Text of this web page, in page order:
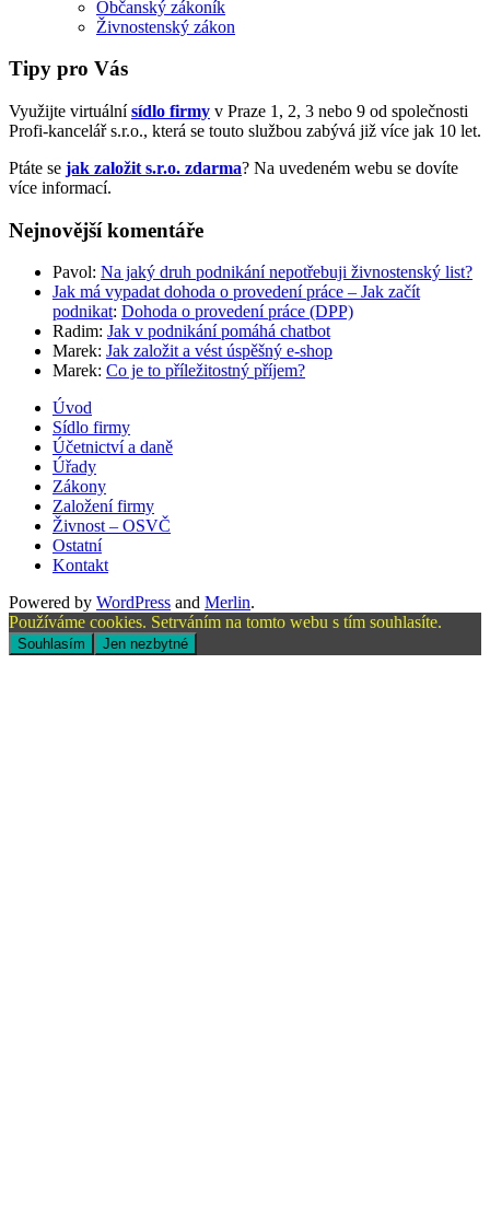
Občanský zákoník
Živnostenský zákon
Tipy pro Vás
Využijte virtuálnísídlo firmy v Praze 1, 2, 3 nebo 9 od společnosti
Profi-kancelář s.r.o., která se touto službou zabývá již více jak 10 let.
Ptáte se jak založit s.r.o. zdarma? Na uvedeném webu se dovíte
více informací.
Nejnovější komentáře
Pavol: Na jaký druh podnikání nepotřebuji živnostenský list?
Jak má vypadat dohoda o provedení práce – Jak začít
podnikat: Dohoda o provedení práce (DPP)
Radim: Jak v podnikání pomáhá chatbot
Marek: Jak založit a vést úspěšný e-shop
Marek: Co je to příležitostný příjem?
Úvod
Sídlo firmy
Účetnictví a daně
Úřady
Zákony
Založení firmy
Živnost – OSVČ
Ostatní
Kontakt
Powered by WordPress and Merlin.
Používáme cookies. Setrváním na tomto webu s tím souhlasíte.
Souhlasím Jen nezbytné